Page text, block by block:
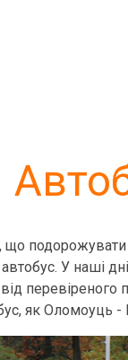
подорожувати
У наші
перевіреного
як